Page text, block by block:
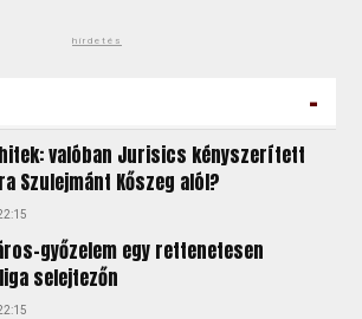
hirdetés
-
valóban Jurisics kényszerített
Szulejmánt Kőszeg alól?
győzelem egy rettenetesen
selejtezőn